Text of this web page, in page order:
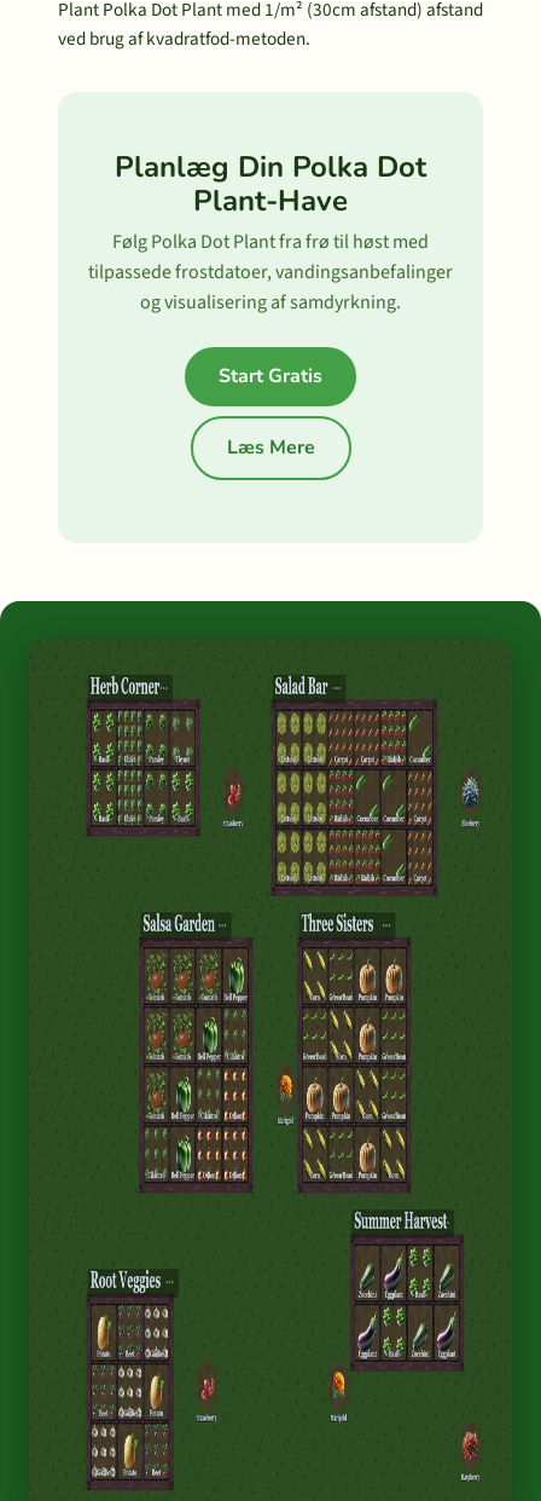
Plant Polka Dot Plant med 1/m² (30cm afstand) afstand
ved brug af kvadratfod-metoden.
Planlæg Din Polka Dot
Plant-Have
Følg Polka Dot Plant fra frø til høst med
tilpassede frostdatoer, vandingsanbefalinger
og visualisering af samdyrkning.
Start Gratis
Læs Mere